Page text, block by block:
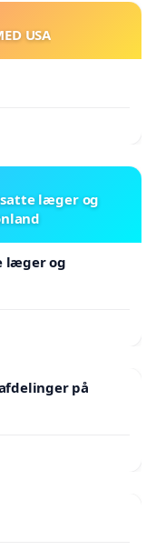
USA
læger og
læger og
på